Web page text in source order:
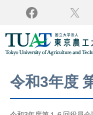
Facebook
令和3年度